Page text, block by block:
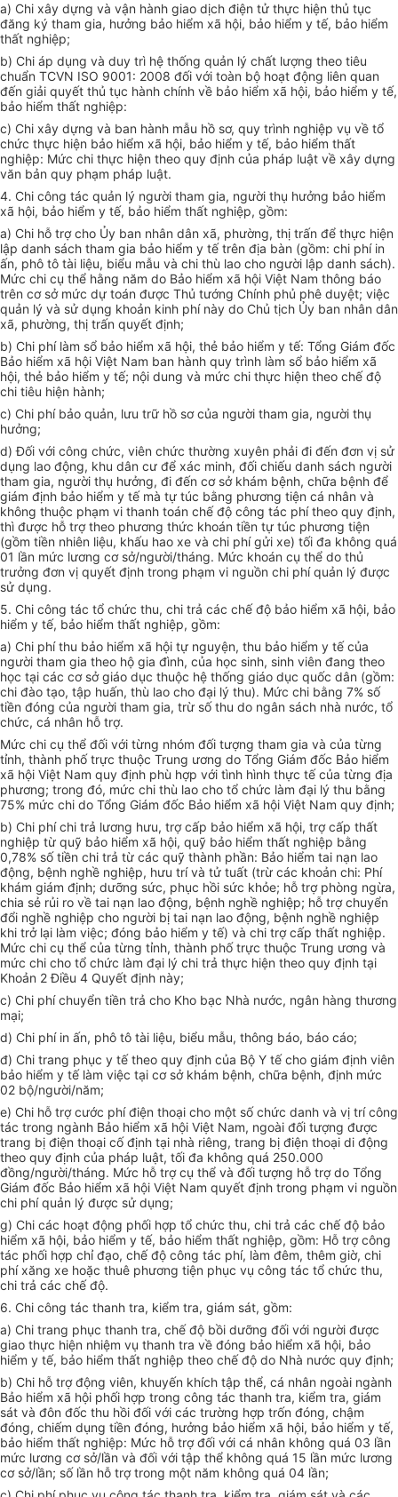
a) Chi xây dựng và vận hành giao dịch điện tử thực hiện thủ tục
đăng ký tham gia, hưởng bảo hiểm xã hội, bảo hiểm y tế, bảo hiểm
thất nghiệp;
b) Chi áp dụng và duy trì hệ thống quản lý chất lượng theo tiêu
chuẩn TCVN ISO 9001: 2008 đối với toàn bộ hoạt động liên quan
đến giải quyết thủ tục hành chính về bảo hiểm xã hội, bảo hiểm y tế,
bảo hiểm thất nghiệp:
c) Chi xây dựng và ban hành mẫu hồ sơ, quy trình nghiệp vụ về tổ
chức thực hiện bảo hiểm xã hội, bảo hiểm y tế, bảo hiểm thất
nghiệp: Mức chi thực hiện theo quy định của pháp luật về xây dựng
văn bản quy phạm pháp luật.
4. Chi công tác quản lý người tham gia, người thụ hưởng bảo hiểm
xã hội, bảo hiểm y tế, bảo hiểm thất nghiệp, gồm:
a) Chi hỗ trợ cho Ủy ban nhân dân xã, phường, thị trấn để thực hiện
lập danh sách tham gia bảo hiểm y tế trên địa bàn (gồm: chi phí in
ấn, phô tô tài liệu, biểu mẫu và chi thù lao cho người lập danh sách).
Mức chi cụ thể hằng năm do Bảo hiểm xã hội Việt Nam thông báo
trên cơ sở mức dự toán được Thủ tướng Chính phủ phê duyệt; việc
quản lý và sử dụng khoản kinh phí này do Chủ tịch Ủy ban nhân dân
xã, phường, thị trấn quyết định;
b) Chi phí làm sổ bảo hiểm xã hội, thẻ bảo hiểm y tế: Tổng Giám đốc
Bảo hiểm xã hội Việt Nam ban hành quy trình làm sổ bảo hiểm xã
hội, thẻ bảo hiểm y tế; nội dung và mức chi thực hiện theo chế độ
chi tiêu hiện hành;
c) Chi phí bảo quản, lưu trữ hồ sơ của người tham gia, người thụ
hưởng;
d) Đối với công chức, viên chức thường xuyên phải đi đến đơn vị sử
dụng lao động, khu dân cư để xác minh, đối chiếu danh sách người
tham gia, người thụ hưởng, đi đến cơ sở khám bệnh, chữa bệnh để
giám định bảo hiểm y tế mà tự túc bằng phương tiện cá nhân và
không thuộc phạm vi thanh toán chế độ công tác phí theo quy định,
thì được hỗ trợ theo phương thức khoán tiền tự túc phương tiện
(gồm tiền nhiên liệu, khấu hao xe và chi phí gửi xe) tối đa không quá
01 lần mức lương cơ sở/người/tháng. Mức khoán cụ thể do thủ
trưởng đơn vị quyết định trong phạm vi nguồn chi phí quản lý được
sử dụng.
5. Chi công tác tổ chức thu, chi trả các chế độ bảo hiểm xã hội, bảo
hiểm y tế, bảo hiểm thất nghiệp, gồm:
a) Chi phí thu bảo hiểm xã hội tự nguyện, thu bảo hiểm y tế của
người tham gia theo hộ gia đình, của học sinh, sinh viên đang theo
học tại các cơ sở giáo dục thuộc hệ thống giáo dục quốc dân (gồm:
chi đào tạo, tập huấn, thù lao cho đại lý thu). Mức chi bằng 7% số
tiền đóng của người tham gia, trừ số thu do ngân sách nhà nước, tổ
chức, cá nhân hỗ trợ.
Mức chi cụ thể đối với từng nhóm đối tượng tham gia và của từng
tỉnh, thành phố trực thuộc Trung ương do Tổng Giám đốc Bảo hiểm
xã hội Việt Nam quy định phù hợp với tình hình thực tế của từng địa
phương; trong đó, mức chi thù lao cho tổ chức làm đại lý thu bằng
75% mức chi do Tổng Giám đốc Bảo hiểm xã hội Việt Nam quy định;
b) Chi phí chi trả lương hưu, trợ cấp bảo hiểm xã hội, trợ cấp thất
nghiệp từ quỹ bảo hiểm xã hội, quỹ bảo hiểm thất nghiệp bằng
0,78% số tiền chi trả từ các quỹ thành phần: Bảo hiểm tai nạn lao
động, bệnh nghề nghiệp, hưu trí và tử tuất (trừ các khoản chi: Phí
khám giám định; dưỡng sức, phục hồi sức khỏe; hỗ trợ phòng ngừa,
chia sẻ rủi ro về tai nạn lao động, bệnh nghề nghiệp; hỗ trợ chuyển
đổi nghề nghiệp cho người bị tai nạn lao động, bệnh nghề nghiệp
khi trở lại làm việc; đóng bảo hiểm y tế) và chi trợ cấp thất nghiệp.
Mức chi cụ thể của từng tỉnh, thành phố trực thuộc Trung ương và
mức chi cho tổ chức làm đại lý chi trả thực hiện theo quy định tại
Khoản 2 Điều 4 Quyết định này;
c) Chi phí chuyển tiền trả cho Kho bạc Nhà nước, ngân hàng thương
mại;
d) Chi phí in ấn, phô tô tài liệu, biểu mẫu, thông báo, báo cáo;
đ) Chi trang phục y tế theo quy định của Bộ Y tế cho giám định viên
bảo hiểm y tế làm việc tại cơ sở khám bệnh, chữa bệnh, định mức
02 bộ/người/năm;
e) Chi hỗ trợ cước phí điện thoại cho một số chức danh và vị trí công
tác trong ngành Bảo hiểm xã hội Việt Nam, ngoài đối tượng được
trang bị điện thoại cố định tại nhà riêng, trang bị điện thoại di động
theo quy định của pháp luật, tối đa không quá 250.000
đồng/người/tháng. Mức hỗ trợ cụ thể và đối tượng hỗ trợ do Tổng
Giám đốc Bảo hiểm xã hội Việt Nam quyết định trong phạm vi nguồn
chi phí quản lý được sử dụng;
g) Chi các hoạt động phối hợp tổ chức thu, chi trả các chế độ bảo
hiểm xã hội, bảo hiểm y tế, bảo hiểm thất nghiệp, gồm: Hỗ trợ công
tác phối hợp chỉ đạo, chế độ công tác phí, làm đêm, thêm giờ, chi
phí xăng xe hoặc thuê phương tiện phục vụ công tác tổ chức thu,
chi trả các chế độ.
6. Chi công tác thanh tra, kiểm tra, giám sát, gồm:
a) Chi trang phục thanh tra, chế độ bồi dưỡng đối với người được
giao thực hiện nhiệm vụ thanh tra về đóng bảo hiểm xã hội, bảo
hiểm y tế, bảo hiểm thất nghiệp theo chế độ do Nhà nước quy định;
b) Chi hỗ trợ động viên, khuyến khích tập thể, cá nhân ngoài ngành
Bảo hiểm xã hội phối hợp trong công tác thanh tra, kiểm tra, giám
sát và đôn đốc thu hồi đối với các trường hợp trốn đóng, chậm
đóng, chiếm dụng tiền đóng, hưởng bảo hiểm xã hội, bảo hiểm y tế,
bảo hiểm thất nghiệp: Mức hỗ trợ đối với cá nhân không quá 03 lần
mức lương cơ sở/lần và đối với tập thể không quá 15 lần mức lương
cơ sở/lần; số lần hỗ trợ trong một năm không quá 04 lần;